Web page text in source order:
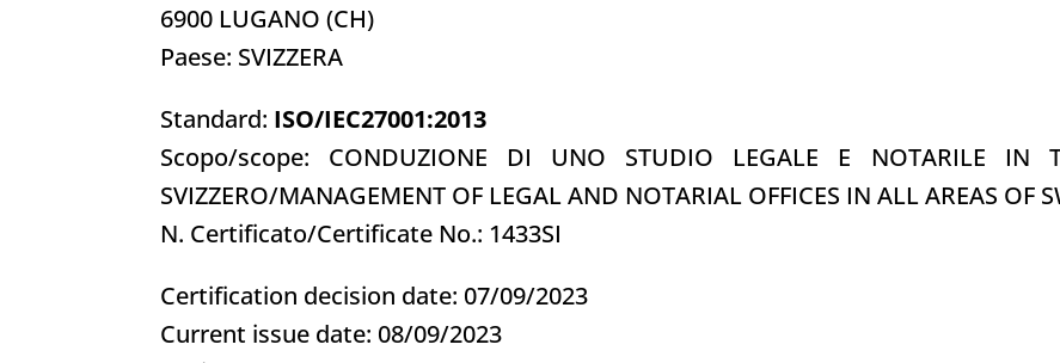
6900 LUGANO (CH)
Paese: SVIZZERA
Standard: ISO/IEC27001:2013
Scopo/scope: CONDUZIONE DI UNO STUDIO LEGALE E NOTARILE IN
SVIZZERO/MANAGEMENT OF LEGAL AND NOTARIAL OFFICES IN ALL AREAS OF
N. Certificato/Certificate No.: 1433SI
Certification decision date: 07/09/2023
Current issue date: 08/09/2023